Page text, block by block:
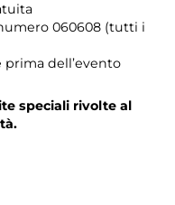
060608 (tutti i
dell’evento
speciali rivolte al